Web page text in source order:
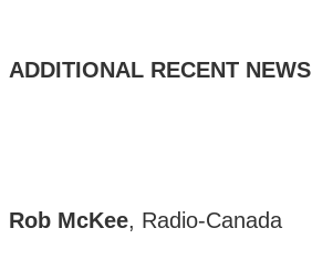
ADDITIONAL RECENT NEWS
Rob McKee, Radio-Canada